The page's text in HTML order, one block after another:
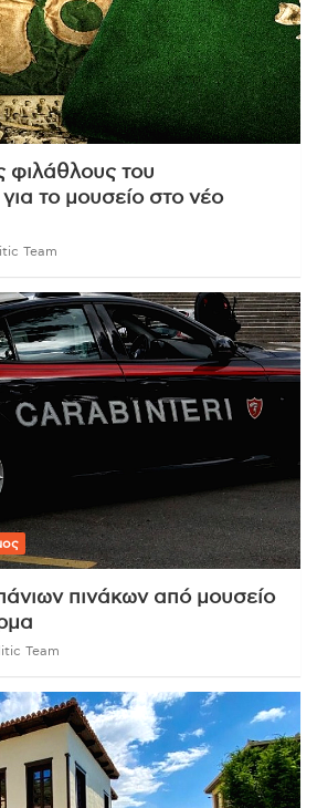
φιλάθλους του
το μουσείο στο νέο
Team
πινάκων από μουσείο
Team